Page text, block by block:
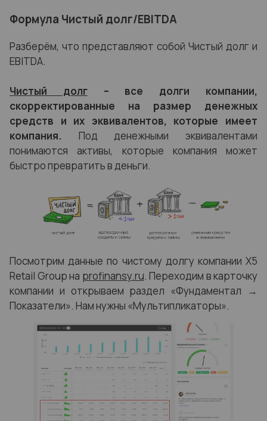
Формула Чистый долг/EBITDA
Разберём, что представляют собой Чистый долг и
EBITDA.
Чистый долг– все долги компании,
скорректированные на размер денежных
средств и их эквивалентов, которые имеет
компания. Под денежными эквивалентами
понимаются активы, которые компания может
быстро превратить в деньги.
Посмотрим данные по чистому долгу компании X5
Retail Group на profinansy.ru. Переходим в карточку
компании и открываем раздел «Фундаментал →
Показатели». Нам нужны «Мультипликаторы».